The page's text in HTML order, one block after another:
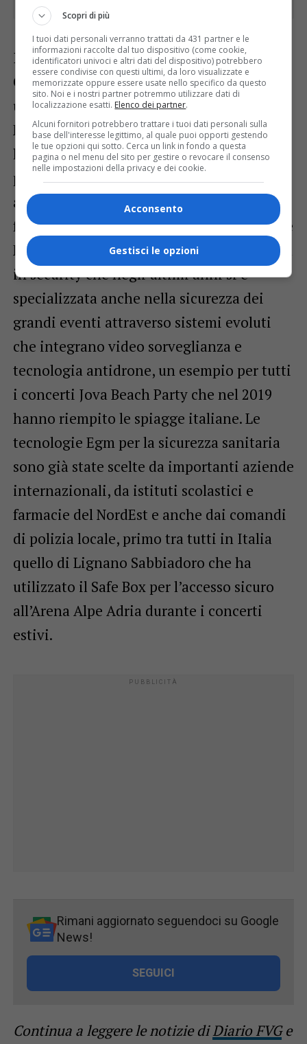
I quattro Safe Box sono dati in uso al
Comune di Udine attraverso
una sponsorizzazione tecnica di Eps italia,
MdSystems, Egm Security e Eilo srl,
l’azienda friulana che ha sviluppato la App
per gestire le prenotazioni ed evitare
assembramenti. Egm Security è un gruppo
formato da Eps Italia, Galileo informatica e
Mdsystems, l’azienda friulana specializzata
in security che negli ultimi anni si è
specializzata anche nella sicurezza dei
grandi eventi attraverso sistemi evoluti
che integrano video sorveglianza e
tecnologia antidrone, un esempio per tutti
i concerti Jova Beach Party che nel 2019
hanno riempito le spiagge italiane. Le
tecnologie Egm per la sicurezza sanitaria
sono già state scelte da importanti aziende
internazionali, da istituti scolastici e
farmacie del NordEst e anche dai comandi
di polizia locale, primo tra tutti in Italia
quello di Lignano Sabbiadoro che ha
utilizzato il Safe Box per l’accesso sicuro
all’Arena Alpe Adria durante i concerti
estivi.
Rimani aggiornato seguendoci su Google
News!
SEGUICI
Continua a leggere le notizie diDiario FVGe
Scopri di più
I tuoi dati personali verranno trattati da 431 partner e le
informazioni raccolte dal tuo dispositivo (come cookie,
identificatori univoci e altri dati del dispositivo) potrebbero
essere condivise con questi ultimi, da loro visualizzate e
memorizzate oppure essere usate nello specifico da questo
sito. Noi e i nostri partner potremmo utilizzare dati di
localizzazione esatti. Elenco dei partner.
Alcuni fornitori potrebbero trattare i tuoi dati personali sulla
base dell'interesse legittimo, al quale puoi opporti gestendo
le tue opzioni qui sotto. Cerca un link in fondo a questa
pagina o nel menu del sito per gestire o revocare il consenso
nelle impostazioni della privacy e dei cookie.
Acconsento
Gestisci le opzioni